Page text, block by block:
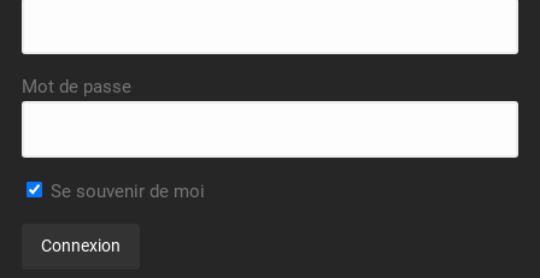
Mot de passe
Se souvenir de moi